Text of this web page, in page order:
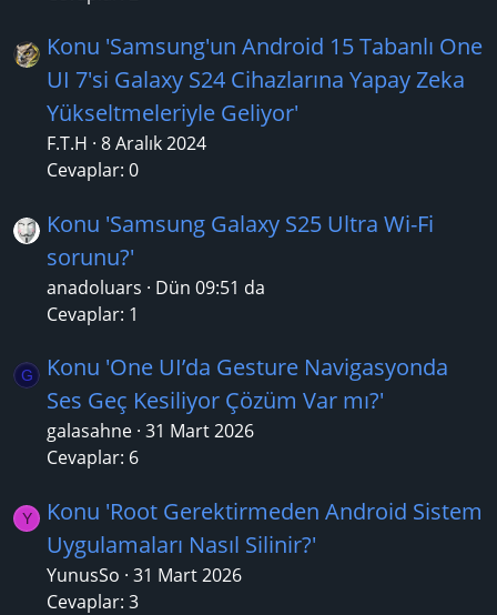
Konu 'Samsung'un Android 15 Tabanlı One
UI 7'si Galaxy S24 Cihazlarına Yapay Zeka
Yükseltmeleriyle Geliyor'
F.T.H 8 Aralık 2024
Cevaplar: 0
Konu 'Samsung Galaxy S25 Ultra Wi-Fi
sorunu?'
anadoluars
Dün 09:51 da
Cevaplar: 1
G
Konu 'One UI’da Gesture Navigasyonda
Ses Geç Kesiliyor Çözüm Var mı?'
galasahne 31 Mart 2026
Cevaplar: 6
Y
Konu 'Root Gerektirmeden Android Sistem
Uygulamaları Nasıl Silinir?'
YunusSo 31 Mart 2026
Cevaplar: 3